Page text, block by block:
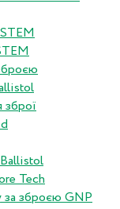
зброї
Tech
за зброєю GNP